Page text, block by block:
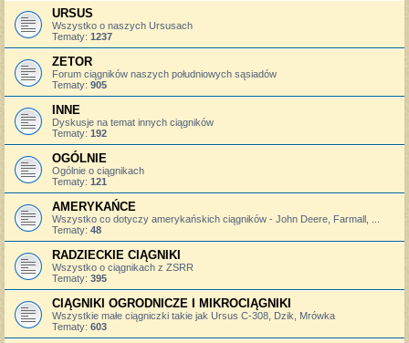
URSUS
Wszystko o naszych Ursusach
Tematy: 1237
ZETOR
Forum ciągników naszych południowych sąsiadów
Tematy: 905
INNE
Dyskusje na temat innych ciągników
Tematy: 192
OGÓLNIE
Ogólnie o ciągnikach
Tematy: 121
AMERYKAŃCE
Wszystko co dotyczy amerykańskich ciągników - John Deere, Farmall, ...
Tematy: 48
RADZIECKIE CIĄGNIKI
Wszystko o ciągnikach z ZSRR
Tematy: 395
CIĄGNIKI OGRODNICZE I MIKROCIĄGNIKI
Wszystkie małe ciągniczki takie jak Ursus C-308, Dzik, Mrówka
Tematy: 603